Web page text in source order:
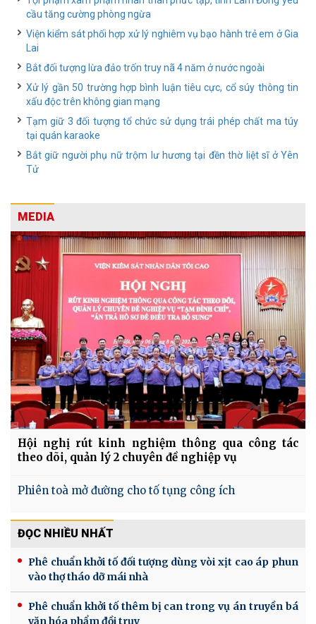
cầu tăng cường phòng ngừa
Viện kiểm sát phối hợp xử lý nghiêm vụ bạo hành trẻ em ở Gia
Lai
Bắt đối tượng lừa đảo trốn truy nã 4 năm ở nước ngoài
Xử lý gần 50 trường hợp bình luận tiêu cực, cổ súy thông tin
xấu độc trên không gian mạng
Tạm giữ 3 đối tượng tổ chức sử dụng trái phép chất ma túy
tại quán karaoke
Bắt giữ người phụ nữ trộm lư hương tại đền thờ liệt sĩ ở Yên
Tử
MEDIA
Hội nghị rút kinh nghiệm thông qua công tác
theo dõi, quản lý 2 chuyên đề nghiệp vụ
Phiên toà mở đường cho tố tụng công ích
ĐỌC NHIỀU NHẤT
Phê chuẩn khởi tố đối tượng dùng vòi xịt cao áp phun
vào thợ tháo dỡ mái nhà
Phê chuẩn khởi tố thêm bị can trong vụ án truyền bá
văn hóa phẩm đồi trụy